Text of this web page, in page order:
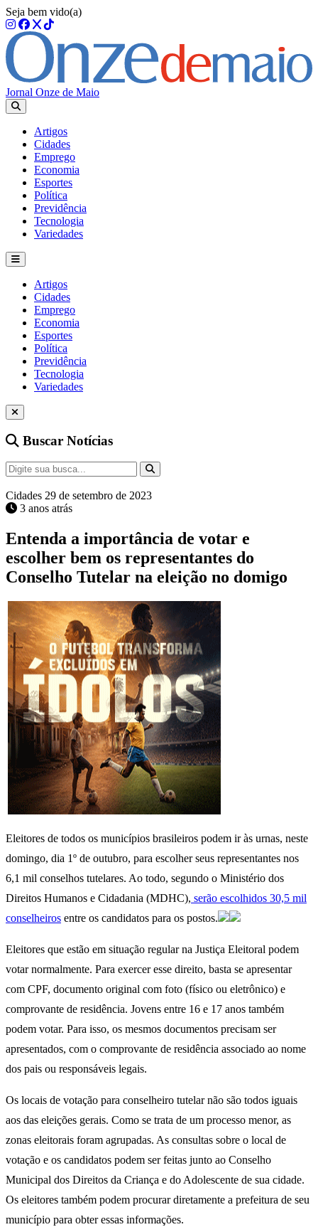
Seja bem vido(a)
Jornal Onze de Maio
Artigos
Cidades
Emprego
Economia
Esportes
Política
Previdência
Tecnologia
Variedades
Artigos
Cidades
Emprego
Economia
Esportes
Política
Previdência
Tecnologia
Variedades
Buscar Notícias
Cidades 29 de setembro de 2023
3 anos atrás
Entenda a importância de votar e
escolher bem os representantes do
Conselho Tutelar na eleição no domigo
Eleitores de todos os municípios brasileiros podem ir às urnas, neste
domingo, dia 1º de outubro, para escolher seus representantes nos
6,1 mil conselhos tutelares. Ao todo, segundo o Ministério dos
Direitos Humanos e Cidadania (MDHC), serão escolhidos 30,5 mil
conselheiros entre os candidatos para os postos.
Eleitores que estão em situação regular na Justiça Eleitoral podem
votar normalmente. Para exercer esse direito, basta se apresentar
com CPF, documento original com foto (físico ou eletrônico) e
comprovante de residência. Jovens entre 16 e 17 anos também
podem votar. Para isso, os mesmos documentos precisam ser
apresentados, com o comprovante de residência associado ao nome
dos pais ou responsáveis legais.
Os locais de votação para conselheiro tutelar não são todos iguais
aos das eleições gerais. Como se trata de um processo menor, as
zonas eleitorais foram agrupadas. As consultas sobre o local de
votação e os candidatos podem ser feitas junto ao Conselho
Municipal dos Direitos da Criança e do Adolescente de sua cidade.
Os eleitores também podem procurar diretamente a prefeitura de seu
município para obter essas informações.